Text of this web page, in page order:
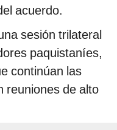
acuerdo.
sesión trilateral
paquistaníes,
continúan las
reuniones de alto